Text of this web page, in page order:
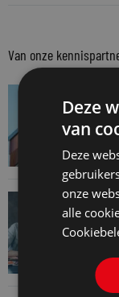
Van onze
7
7
Deze
van
Deze
onze
alle